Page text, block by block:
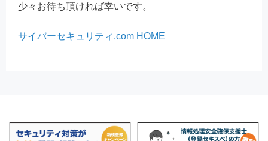
少々お待ち頂ければ幸いです。
サイバーセキュリティ.com HOME